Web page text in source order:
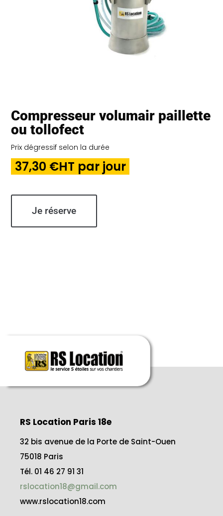
Compresseur volumair paillette
ou tollofect
Prix dégressif selon la durée
37,30 €HT par jour
Je réserve
RS Location Paris 18e
32 bis avenue de la Porte de Saint-Ouen
75018 Paris
Tél. 01 46 27 91 31
rslocation18@gmail.com
www.rslocation18.com